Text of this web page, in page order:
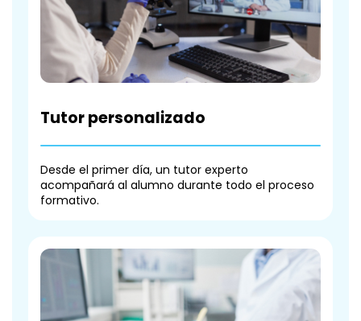
Tutor personalizado
Desde el primer día, un tutor experto
acompañará al alumno durante todo el proceso
formativo.